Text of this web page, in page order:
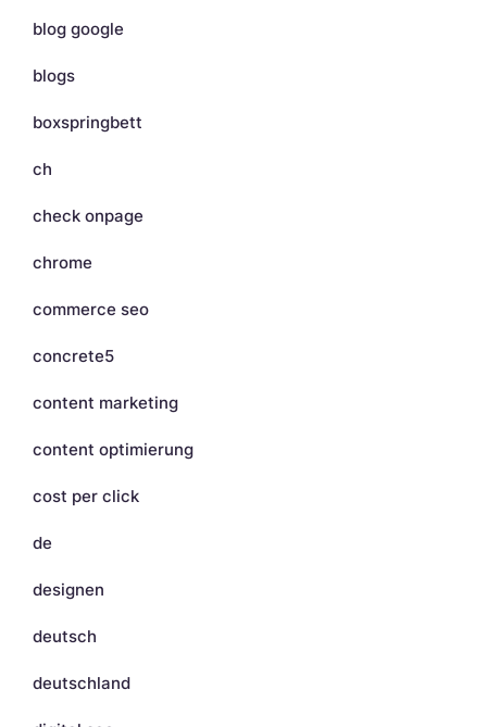
blog google
blogs
boxspringbett
ch
check onpage
chrome
commerce seo
concrete5
content marketing
content optimierung
cost per click
de
designen
deutsch
deutschland